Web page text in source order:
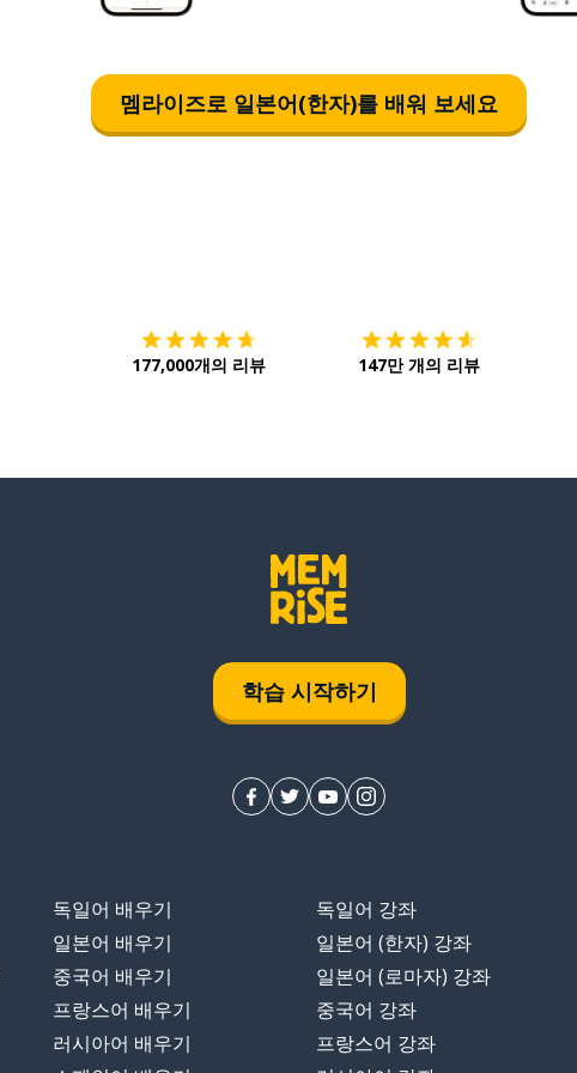
멤라이즈로 일본어(한자)를 배워 보세요
177,000개의 리뷰 147만 개의 리뷰
학습 시작하기
독일어 배우기
일본어 배우기
중국어 배우기
프랑스어 배우기
러시아어 배우기
독일어 강좌
일본어 (한자) 강좌
일본어 (로마자) 강좌
중국어 강좌
프랑스어 강좌